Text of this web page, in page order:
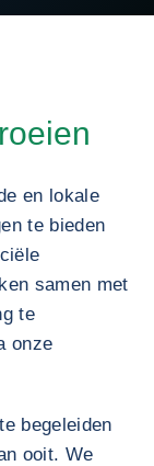
en lokale
te bieden
samen met
te
onze
begeleiden
ooit. We